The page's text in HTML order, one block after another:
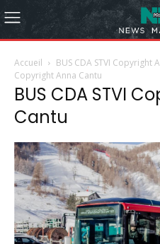
Accueil BUS CDA STVI Copyright
Copyright Anna Cantu
BUS CDA STVI
Cantu